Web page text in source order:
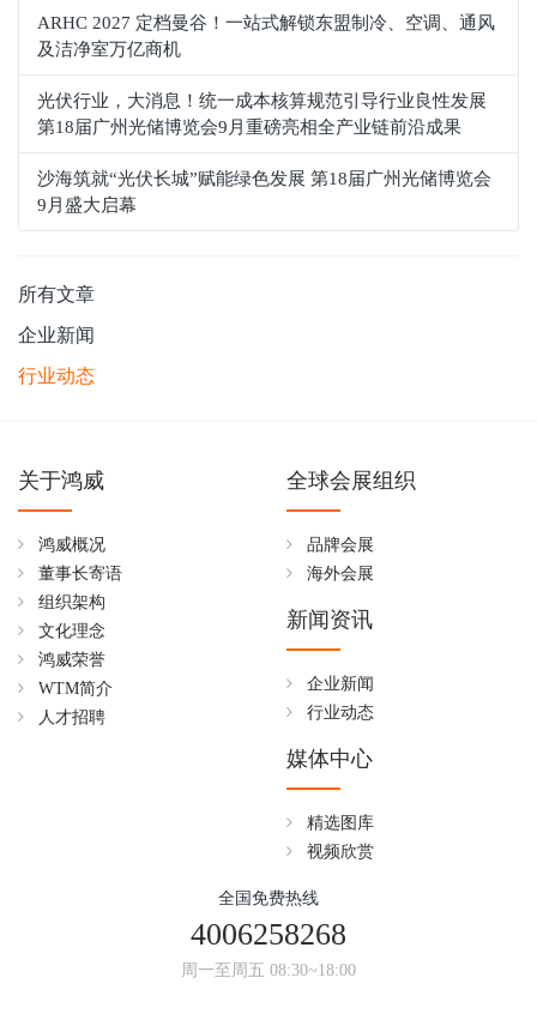
ARHC 2027 定档曼谷！一站式解锁东盟制冷、空调、通风
及洁净室万亿商机
光伏行业，大消息！统一成本核算规范引导行业良性发展
第18届广州光储博览会9月重磅亮相全产业链前沿成果
沙海筑就“光伏长城”赋能绿色发展 第18届广州光储博览会
9月盛大启幕
所有文章
企业新闻
行业动态
关于鸿威
鸿威概况
董事长寄语
组织架构
文化理念
鸿威荣誉
WTM简介
人才招聘
全球会展组织
品牌会展
海外会展
新闻资讯
企业新闻
行业动态
媒体中心
精选图库
视频欣赏
全国免费热线
4006258268
周一至周五 08:30~18:00